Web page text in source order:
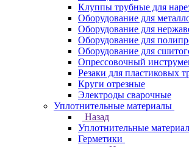
Клуппы трубные для
Оборудование для
Оборудование для
Оборудование для
Оборудование для
Опрессовочный
Резаки для пластиковых
Круги отрезные
Электроды сварочные
Уплотнительные материалы
Назад
Уплотнительные
Герметики